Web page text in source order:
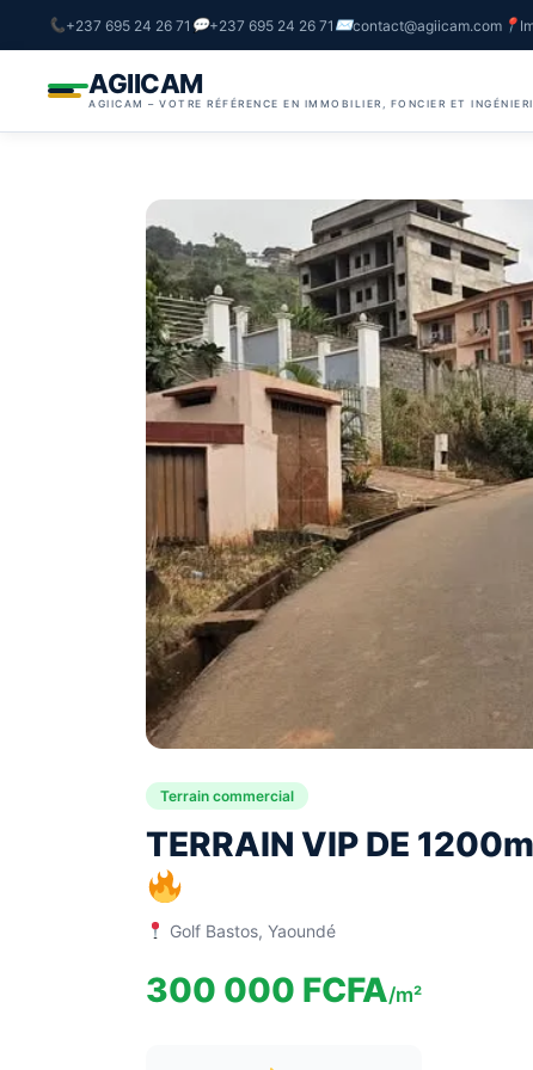
+237 695 24 26 71 +237 695 24 26 71 contact@agiicam.com
AGIICAM
AGIICAM – VOTRE RÉFÉRENCE EN IMMOBILIER, FONCIER ET
Terrain commercial
TERRAIN VIP DE
Golf Bastos, Yaoundé
300 000 FCFA/m²